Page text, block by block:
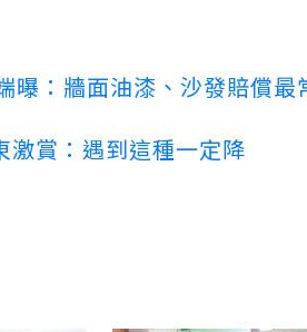
曝：牆面油漆、沙發賠償最
激賞：遇到這種一定降